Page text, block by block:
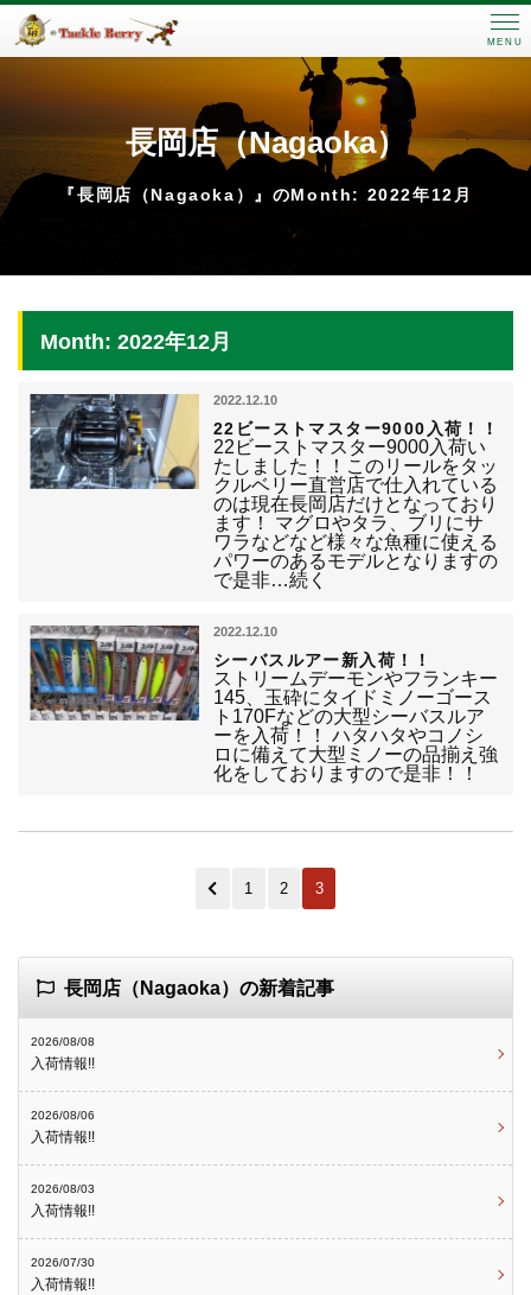
MENU
長岡店（Nagaoka）
『長岡店（Nagaoka）』のMonth: 2022年12月
Month: 2022年12月
2022.12.10
22ビーストマスター9000入荷！！
22ビーストマスター9000入荷い
たしました！！このリールをタッ
クルベリー直営店で仕入れている
のは現在長岡店だけとなっており
ます！ マグロやタラ、ブリにサ
ワラなどなど様々な魚種に使える
パワーのあるモデルとなりますの
で是非…続く
2022.12.10
シーバスルアー新入荷！！
ストリームデーモンやフランキー
145、玉砕にタイドミノーゴース
ト170Fなどの大型シーバスルア
ーを入荷！！ ハタハタやコノシ
ロに備えて大型ミノーの品揃え強
化をしておりますので是非！！
1 2 3
長岡店（Nagaoka）の新着記事
2026/08/08
入荷情報!!
2026/08/06
入荷情報!!
2026/08/03
入荷情報!!
2026/07/30
入荷情報!!